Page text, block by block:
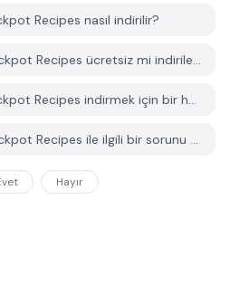
Recipes nasıl indirilir?
PGYER APK HUB'daki Crockpot Recipes ücretsiz mi indirilebilir?
PGYER APK HUB'dan Crockpot Recipes indirmek için bir hesaba ihtiyacım var mı?
PGYER APK HUB'daki Crockpot Recipes ile ilgili bir sorunu nasıl bildirebilirim?
Hayır